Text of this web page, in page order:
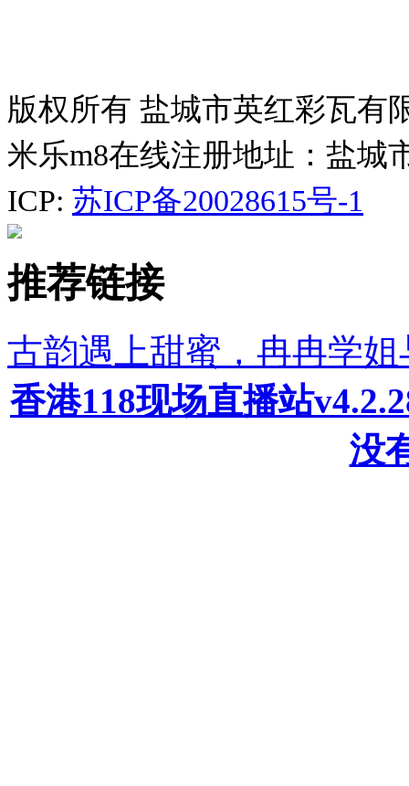
版权所有 盐城市英红彩瓦有
米乐m8在线注册地址：盐城
ICP: 苏ICP备20028615号-1
推荐链接
古韵遇上甜蜜，冉冉学
香港118现场直播站
没